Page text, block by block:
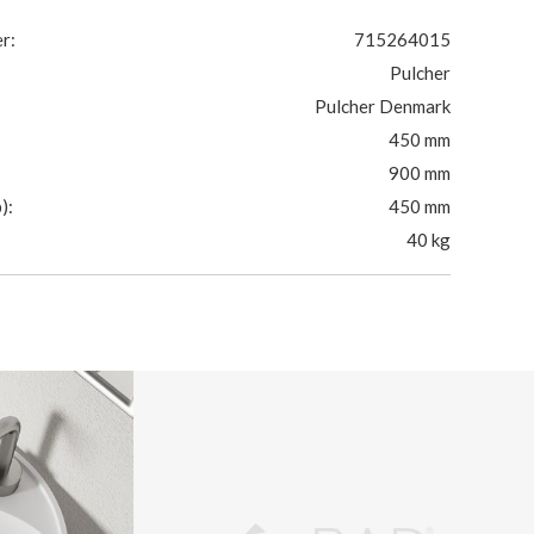
715264015
Pulcher
Pulcher Denmark
450 mm
900 mm
450 mm
40 kg